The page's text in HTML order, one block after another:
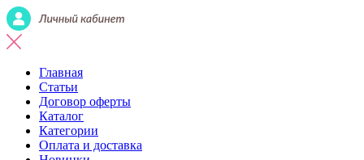
Главная
Статьи
Договор оферты
Каталог
Категории
Оплата и доставка